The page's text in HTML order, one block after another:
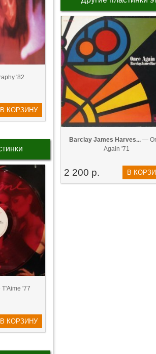
'82
В КОРЗИНУ
'77
В КОРЗИНУ
Barclay James Harves...—
Again '71
2 200 р. В